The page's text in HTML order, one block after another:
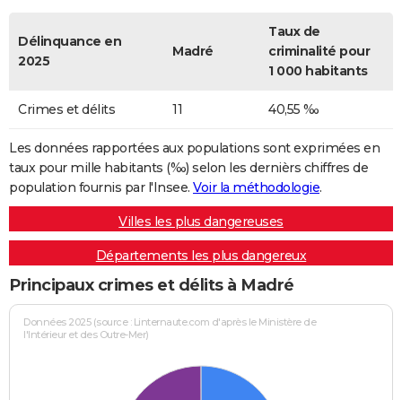
Délinquance en
2025
Madré
Taux de
criminalité pour
1 000 habitants
Crimes et délits 11 40,55 ‰
Les données rapportées aux populations sont exprimées en
taux pour mille habitants (‰) selon les dernièrs chiffres de
population fournis par l'Insee. Voir la méthodologie.
Villes les plus dangereuses
Départements les plus dangereux
Principaux crimes et délits à Madré
Données 2025 (source : Linternaute.com d'après le Ministère de
l'Intérieur et des Outre-Mer)